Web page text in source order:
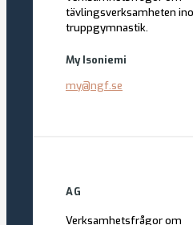
tävlingsverksamheten
truppgymnastik.
My Isoniemi
my@ngf.se
AG
Verksamhetsfrågor om